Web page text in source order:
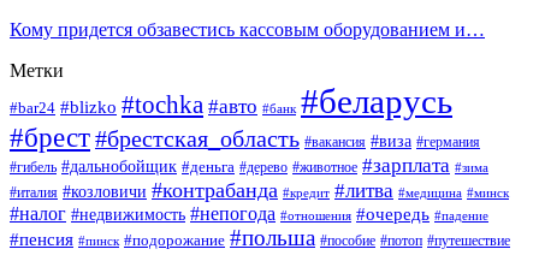
Кому придется обзавестись кассовым оборудованием и…
Метки
#bar24 #blizko #tochka #авто #банк #беларусь
#брест#брестская_область #вакансия #виза #германия
#гибель #дальнобойщик #деньга #дерево #животное #зарплата #зима
#италия #козловичи #контрабанда #кредит #литва #медицина #минск
#налог #недвижимость #непогода #отношения #очередь #падение
#пенсия #пинск #подорожание #польша #пособие #потоп #путешествие